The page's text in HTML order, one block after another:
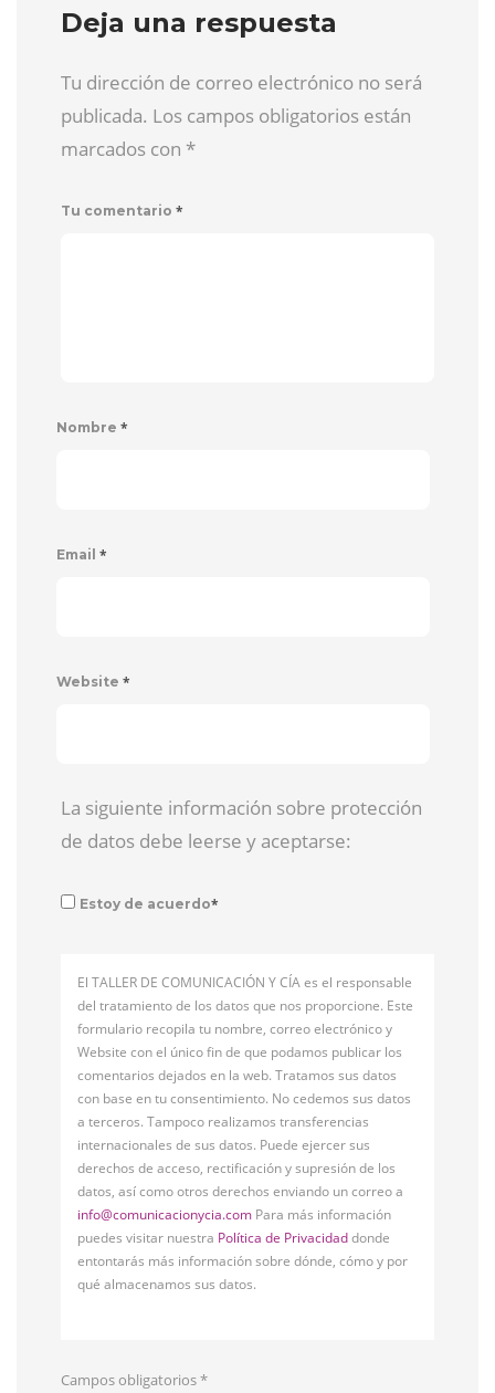
Deja una respuesta
Tu dirección de correo electrónico no será
publicada. Los campos obligatorios están
marcados con *
Tu comentario *
Nombre *
Email *
Website *
La siguiente información sobre protección
de datos debe leerse y aceptarse:
Estoy de acuerdo*
El TALLER DE COMUNICACIÓN Y CÍA es el responsable
del tratamiento de los datos que nos proporcione. Este
formulario recopila tu nombre, correo electrónico y
Website con el único fin de que podamos publicar los
comentarios dejados en la web. Tratamos sus datos
con base en tu consentimiento. No cedemos sus datos
a terceros. Tampoco realizamos transferencias
internacionales de sus datos. Puede ejercer sus
derechos de acceso, rectificación y supresión de los
datos, así como otros derechos enviando un correo a
info@comunicacionycia.com Para más información
puedes visitar nuestra Política de Privacidaddonde
entontarás más información sobre dónde, cómo y por
qué almacenamos sus datos.
Campos obligatorios*